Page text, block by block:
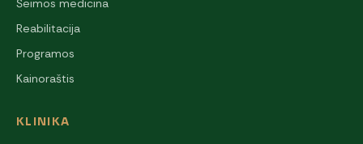
Šeimos medicina
Reabilitacija
Programos
Kainoraštis
KLINIKA